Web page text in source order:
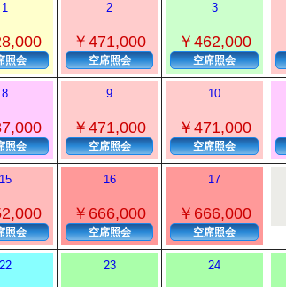
1
照会
2
￥471,000
空席照会
3
￥462,000
空席照会
8
照会
9
￥471,000
空席照会
10
￥471,000
空席照会
15
照会
16
￥666,000
空席照会
17
￥666,000
空席照会
22 23 24